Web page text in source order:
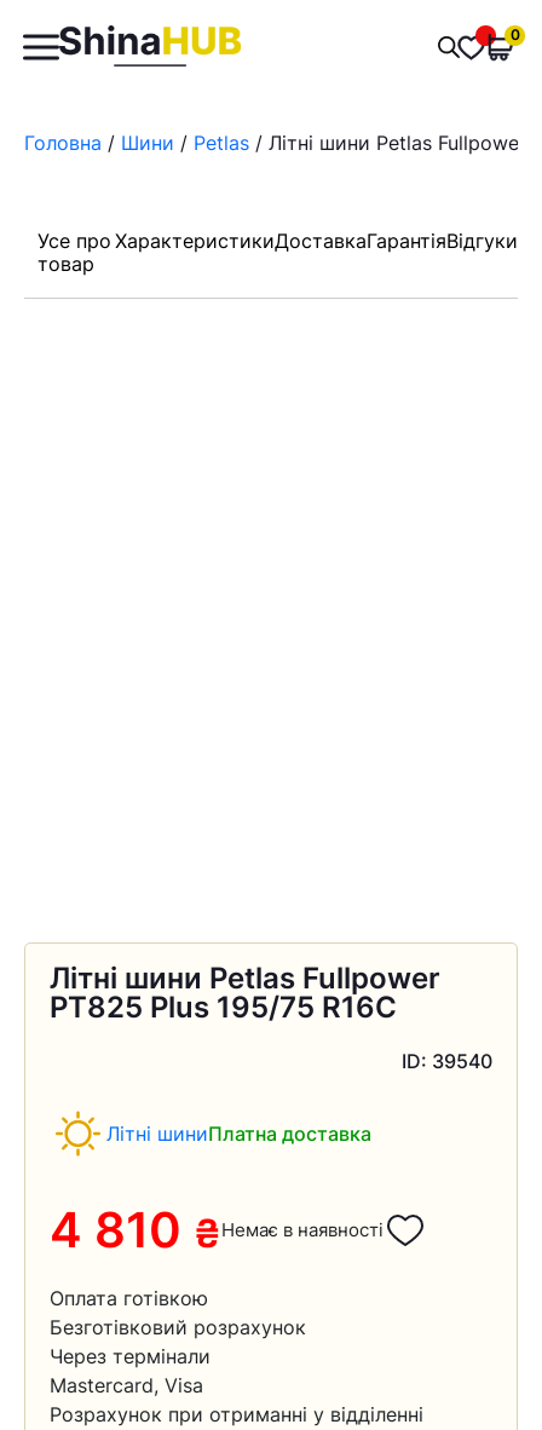
Пошук
товарів
0
Головна / Шини / Petlas / Літні шини Petlas Fullpower
Усе про
товар
ХарактеристикиДоставкаГарантіяВідгуки
Літні шини Petlas Fullpower
PT825 Plus 195/75 R16C
ID: 39540
Літні шиниПлатна доставка
4 810 ₴Немає в наявності
Оплата готівкою
Безготівковий розрахунок
Через термінали
Mastercard, Visa
Розрахунок при отриманні у відділенні